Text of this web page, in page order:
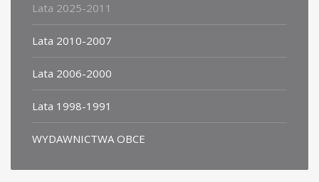
Lata 2025-2011
Lata 2010-2007
Lata 2006-2000
Lata 1998-1991
WYDAWNICTWA OBCE